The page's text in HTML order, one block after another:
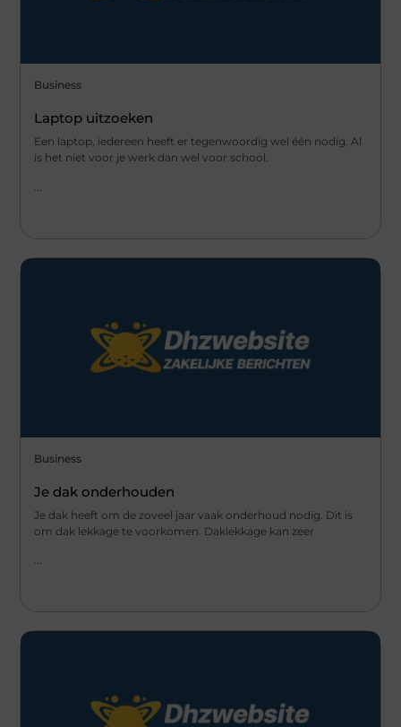
Business
Laptop uitzoeken
Een laptop, iedereen heeft er tegenwoordig wel één nodig. Al
is het niet voor je werk dan wel voor school.
Business
Je dak onderhouden
Je dak heeft om de zoveel jaar vaak onderhoud nodig. Dit is
om dak lekkage te voorkomen. Daklekkage kan zeer